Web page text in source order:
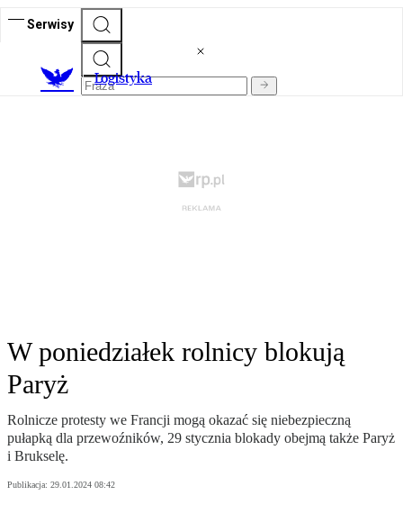
Serwisy
Logistyka
W poniedziałek rolnicy blokują
Paryż
Rolnicze protesty we Francji mogą okazać się niebezpieczną
pułapką dla przewoźników, 29 stycznia blokady obejmą także Paryż
i Brukselę.
Publikacja: 29.01.2024 08:42